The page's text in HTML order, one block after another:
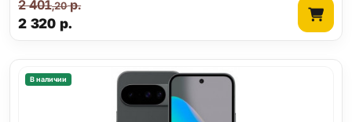
2 320 р.
2 401,20р.
В наличии